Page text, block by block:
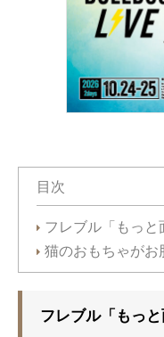
目次
フレブル「もっと
猫のおもちゃがお
フレブル「もっ